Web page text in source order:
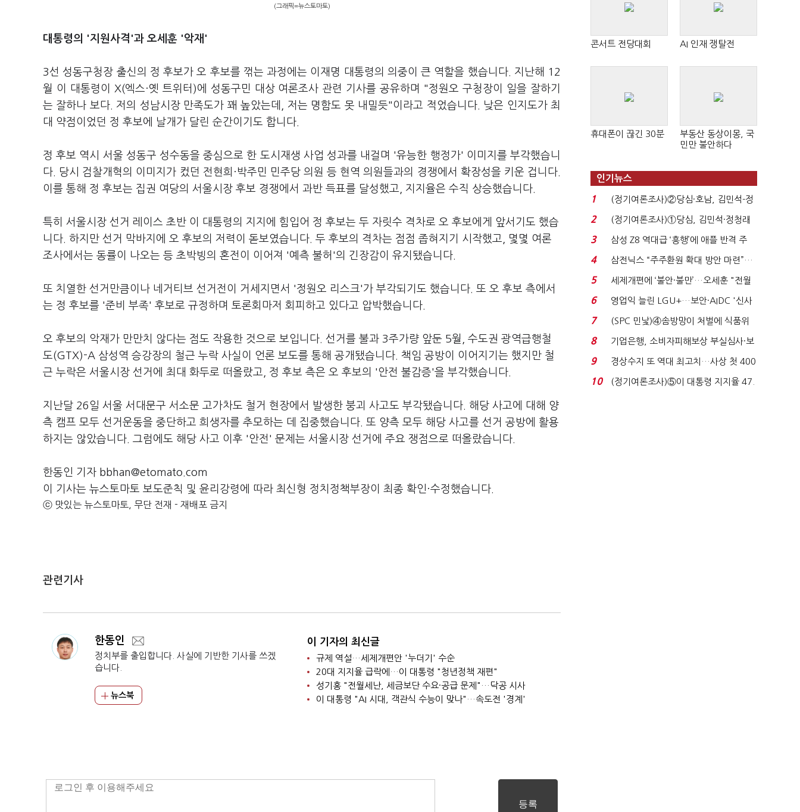
(그래픽=뉴스토마토)
대통령의 '지원사격'과 오세훈 '악재'
3선 성동구청장 출신의 정 후보가 오 후보를 꺾는 과정에는 이재명 대통령의 의중이 큰 역할을 했습니다. 지난해 12
월 이 대통령이 X(엑스·옛 트위터)에 성동구민 대상 여론조사 관련 기사를 공유하며 "정원오 구청장이 일을 잘하기
는 잘하나 보다. 저의 성남시장 만족도가 꽤 높았는데, 저는 명함도 못 내밀듯"이라고 적었습니다. 낮은 인지도가 최
대 약점이었던 정 후보에 날개가 달린 순간이기도 합니다.
정 후보 역시 서울 성동구 성수동을 중심으로 한 도시재생 사업 성과를 내걸며 '유능한 행정가' 이미지를 부각했습니
다. 당시 검찰개혁의 이미지가 컸던 전현희·박주민 민주당 의원 등 현역 의원들과의 경쟁에서 확장성을 키운 겁니다.
이를 통해 정 후보는 집권 여당의 서울시장 후보 경쟁에서 과반 득표를 달성했고, 지지율은 수직 상승했습니다.
특히 서울시장 선거 레이스 초반 이 대통령의 지지에 힘입어 정 후보는 두 자릿수 격차로 오 후보에게 앞서기도 했습
니다. 하지만 선거 막바지에 오 후보의 저력이 돋보였습니다. 두 후보의 격차는 점점 좁혀지기 시작했고, 몇몇 여론
조사에서는 동률이 나오는 등 초박빙의 혼전이 이어져 '예측 불허'의 긴장감이 유지됐습니다.
또 치열한 선거만큼이나 네거티브 선거전이 거세지면서 '정원오 리스크'가 부각되기도 했습니다. 또 오 후보 측에서
는 정 후보를 '준비 부족' 후보로 규정하며 토론회마저 회피하고 있다고 압박했습니다.
오 후보의 악재가 만만치 않다는 점도 작용한 것으로 보입니다. 선거를 불과 3주가량 앞둔 5월, 수도권 광역급행철
도(GTX)-A 삼성역 승강장의 철근 누락 사실이 언론 보도를 통해 공개됐습니다. 책임 공방이 이어지기는 했지만 철
근 누락은 서울시장 선거에 최대 화두로 떠올랐고, 정 후보 측은 오 후보의 '안전 불감증'을 부각했습니다.
지난달 26일 서울 서대문구 서소문 고가차도 철거 현장에서 발생한 붕괴 사고도 부각됐습니다. 해당 사고에 대해 양
측 캠프 모두 선거운동을 중단하고 희생자를 추모하는 데 집중했습니다. 또 양측 모두 해당 사고를 선거 공방에 활용
하지는 않았습니다. 그럼에도 해당 사고 이후 '안전' 문제는 서울시장 선거에 주요 쟁점으로 떠올랐습니다.
한동인 기자 bbhan@etomato.com
이 기사는 뉴스토마토 보도준칙 및 윤리강령에 따라 최신형 정치정책부장이 최종 확인·수정했습니다.
ⓒ 맛있는 뉴스토마토, 무단 전재 - 재배포 금지
관련기사
한동인
정치부를 출입합니다. 사실에 기반한 기사를 쓰겠
습니다.
뉴스북
이 기자의 최신글
규제 역설…세제개편안 '누더기' 수순
20대 지지율 급락에…이 대통령 "청년정책 재편"
성기홍 "전월세난, 세금보단 수요·공급 문제"…닥공 시사
이 대통령 "AI 시대, 객관식 수능이 맞나"…속도전 '경계'
콘서트 전당대회 AI 인재 쟁탈전
휴대폰이 끊긴 30분
부동산 동상이몽, 국
민만 불안하다
인기뉴스
1
(정기여론조사)②당심·호남, 김민석-정
청래 '초접전'...
2
(정기여론조사)①당심, 김민석·정청래
'초접전'…대통령 ...
3
삼성 Z8 역대급 ‘흥행’에 애플 반격 주
목…9월 ‘폴...
4
삼전닉스 “주주환원 확대 방안 마련”…
로이터에 성명...
5
세제개편에 ‘불안·불만’…오세훈 "전월
세 구하기 더 ...
6
영업익 늘린 LGU+…보안·AIDC '신사
업 드라이브'...
7
(SPC 민낯)④솜방망이 처벌에 식품위
생법 위반 반복...
8
기업은행, 소비자피해보상 부실심사·보
이스피싱 공시 ...
9
경상수지 또 역대 최고치…사상 첫 400
억달러에 '3% 성...
10
(정기여론조사)⑤이 대통령 지지율 47.